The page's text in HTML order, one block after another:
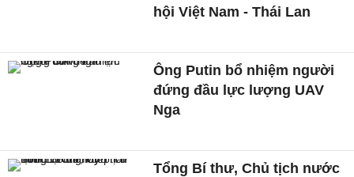
hội Việt Nam - Thái Lan
Ông Putin bổ nhiệm người
đứng đầu lực lượng UAV
Nga
Tổng Bí thư, Chủ tịch nước